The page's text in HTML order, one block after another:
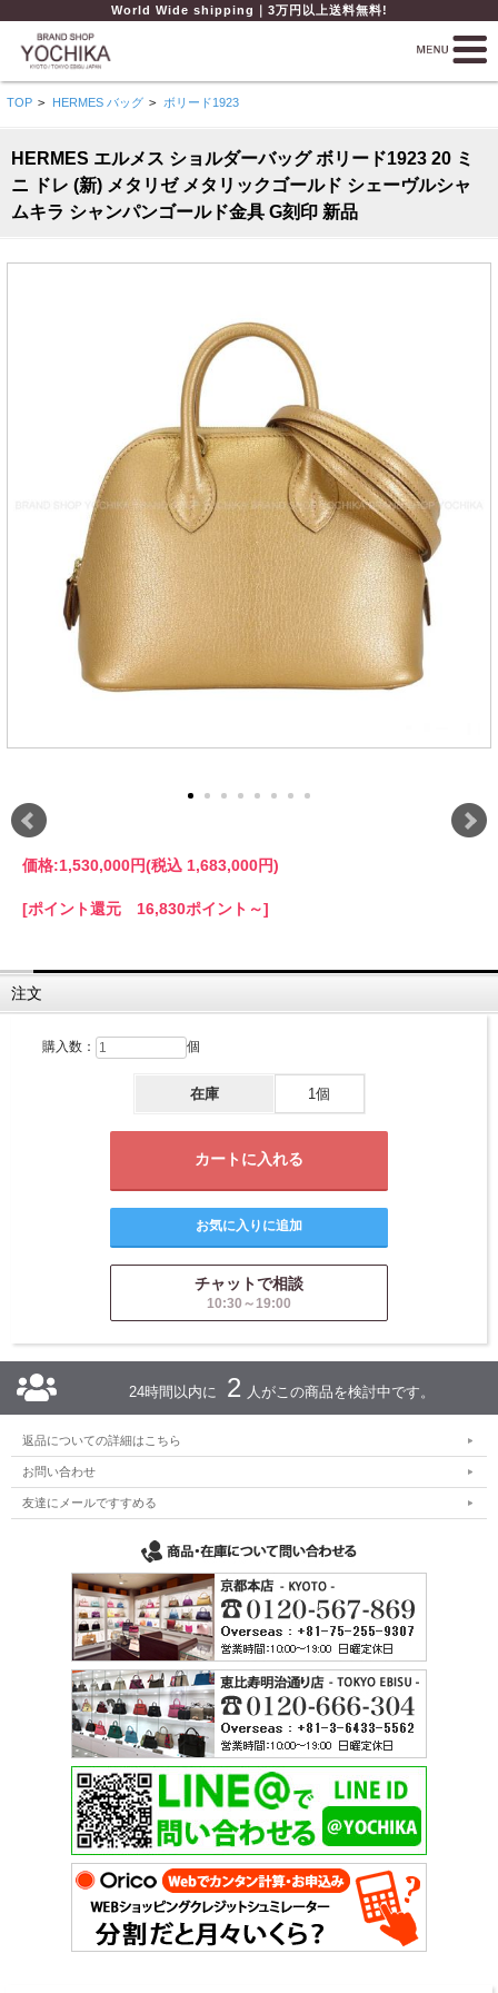
World Wide shipping｜3万円以上送料無料!
TOP > HERMES バッグ > ボリード1923
HERMES エルメス ショルダーバッグ ボリード1923 20 ミ
ニ ドレ (新) メタリゼ メタリックゴールド シェーヴルシャ
ムキラ シャンパンゴールド金具 G刻印 新品
価格:1,530,000円(税込 1,683,000円)
[ポイント還元 16,830ポイント～]
注文
購入数： 個
在庫 1個
チャットで相談
10:30～19:00
24時間以内に 2 人がこの商品を検討中です。
返品についての詳細はこちら
お問い合わせ
友達にメールですすめる